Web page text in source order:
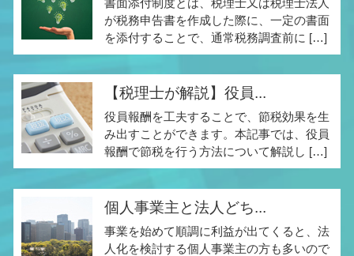
が税務申告書を作成した際に、一定の書面
を添付することで、通常税務調査前に […]
【税理士が解説】役員...
役員報酬を工夫することで、節税効果を生
み出すことができます。本記事では、役員
報酬で節税を行う方法について解説し […]
個人事業主と法人どち...
事業を始めて順調に利益が出てくると、法
人化を検討する個人事業主の方も多いので